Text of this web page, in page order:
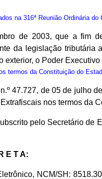
na 316ª Reunião Ordinária
de 2003, que a fim
da legislação tributária
o Poder
termos da Constituição do
47.727, de 05 de julho
nos termos da
pelo Secretário de
E T A:
NCM/SH: